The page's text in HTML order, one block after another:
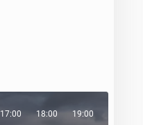
17:00 18:00 19:00